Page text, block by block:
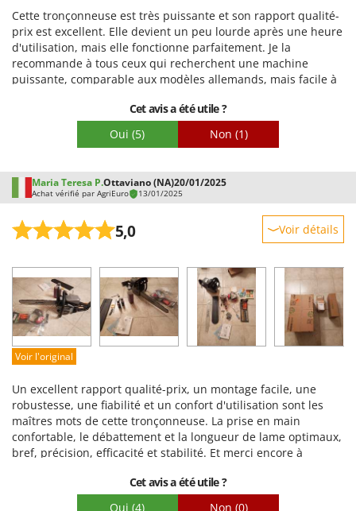
Cette tronçonneuse est très puissante et son rapport qualité-
prix est excellent. Elle devient un peu lourde après une heure
d'utilisation, mais elle fonctionne parfaitement. Je la
recommande à tous ceux qui recherchent une machine
puissante, comparable aux modèles allemands, mais facile à
fournis sont de meilleure qualité que ceux d'origine ; vous
n'aurez donc pas besoin d'en acheter d'autres. Puissante et
Cet avis a été utile ?
Oui (5) Non (1)
Maria Teresa P.Ottaviano (NA)20/01/2025
Achat vérifié par AgriEuro 13/01/2025
5,0 Voir détails
Prestations
Facilité d'utilisation
Qualité / Prix
Facilité de montage
Voir l'original
Un excellent rapport qualité-prix, un montage facile, une
robustesse, une fiabilité et un confort d'utilisation sont les
maîtres mots de cette tronçonneuse. La prise en main
confortable, le débattement et la longueur de lame optimaux,
bref, précision, efficacité et stabilité. Et merci encore à
Cet avis a été utile ?
Oui (4) Non (0)